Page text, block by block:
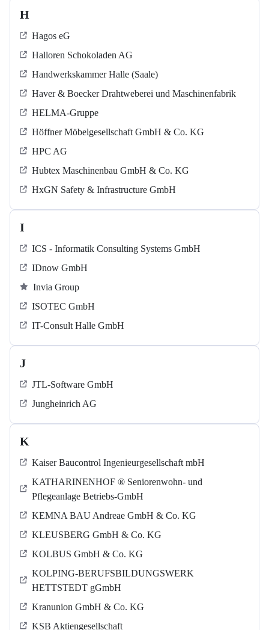
H
Hagos eG
Halloren Schokoladen AG
Handwerkskammer Halle (Saale)
Haver & Boecker Drahtweberei und Maschinenfabrik
HELMA-Gruppe
Höffner Möbelgesellschaft GmbH & Co. KG
HPC AG
Hubtex Maschinenbau GmbH & Co. KG
HxGN Safety & Infrastructure GmbH
I
ICS - Informatik Consulting Systems GmbH
IDnow GmbH
Invia Group
ISOTEC GmbH
IT-Consult Halle GmbH
J
JTL-Software GmbH
Jungheinrich AG
K
Kaiser Baucontrol Ingenieurgesellschaft mbH
KATHARINENHOF ® Seniorenwohn- und
Pflegeanlage Betriebs-GmbH
KEMNA BAU Andreae GmbH & Co. KG
KLEUSBERG GmbH & Co. KG
KOLBUS GmbH & Co. KG
KOLPING-BERUFSBILDUNGSWERK
HETTSTEDT gGmbH
Kranunion GmbH & Co. KG
KSB Aktiengesellschaft